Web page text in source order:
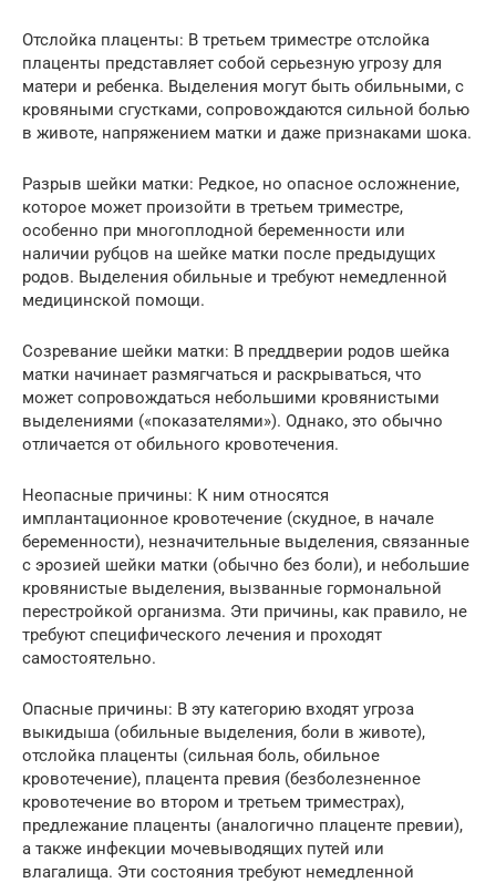
Отслойка плаценты: В третьем триместре отслойка
плаценты представляет собой серьезную угрозу для
матери и ребенка. Выделения могут быть обильными, с
кровяными сгустками, сопровождаются сильной болью
в животе, напряжением матки и даже признаками шока.
Разрыв шейки матки: Редкое, но опасное осложнение,
которое может произойти в третьем триместре,
особенно при многоплодной беременности или
наличии рубцов на шейке матки после предыдущих
родов. Выделения обильные и требуют немедленной
медицинской помощи.
Созревание шейки матки: В преддверии родов шейка
матки начинает размягчаться и раскрываться, что
может сопровождаться небольшими кровянистыми
выделениями («показателями»). Однако, это обычно
отличается от обильного кровотечения.
Неопасные причины: К ним относятся
имплантационное кровотечение (скудное, в начале
беременности), незначительные выделения, связанные
с эрозией шейки матки (обычно без боли), и небольшие
кровянистые выделения, вызванные гормональной
перестройкой организма. Эти причины, как правило, не
требуют специфического лечения и проходят
самостоятельно.
Опасные причины: В эту категорию входят угроза
выкидыша (обильные выделения, боли в животе),
отслойка плаценты (сильная боль, обильное
кровотечение), плацента превия (безболезненное
кровотечение во втором и третьем триместрах),
предлежание плаценты (аналогично плаценте превии),
а также инфекции мочевыводящих путей или
влагалища. Эти состояния требуют немедленной